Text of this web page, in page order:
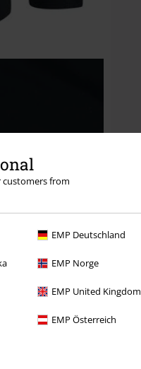
customers from
EMP Deutschland
EMP Norge
EMP United Kingdom
EMP Österreich